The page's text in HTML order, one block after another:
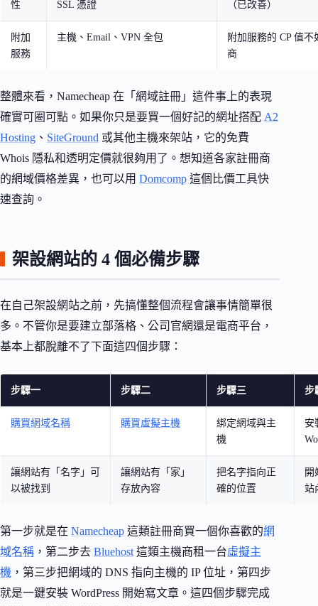
性 SSL 憑證 （已改善）
附加
服務
主機、Email、VPN 全包
附加服務的 CP 值不
商
整體來看，Namecheap 在「網域註冊」這件事上的表現
確實可圈可點。如果你只是要買一個好記的網址搭配 A2
Hosting 、 SiteGround 或其他主機來架站，它的免費
Whois 隱私和透明定價就很夠用了。想知道各家註冊商
的網域價格差異，也可以用 Domcomp 這個比價工具快
速查詢。
架設網站的 4 個必備步驟
在自己架設網站之前，先搞懂整個流程會讓事情簡單很
多。不管你是要建立部落格、公司官網還是電商平台，
基本上都脫離不了下面這四個步驟：
步驟一 步驟二 步驟三 步
購買網域名稱 購買虛擬主機
綁定網域與主
機
安
讓網站有「名字」可
以被找到
讓網站有「家」
存放內容
把名字指向正
確的位置
開
站
第一步就是在 Namecheap 這類註冊商買一個你喜歡的網
域名稱 ，第二步去 Bluehost 這類主機商租一台虛擬主
機 ，第三步把網域的 DNS 指向主機的 IP 位址，第四步
就是一鍵安裝 WordPress 開始寫文章。這四個步驟完成